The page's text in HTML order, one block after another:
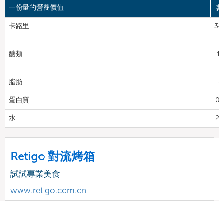
一份量的營養價值
卡路里
醣類
脂肪
蛋白質
水
Retigo 對流烤箱
試試專業美食
www.retigo.com.cn